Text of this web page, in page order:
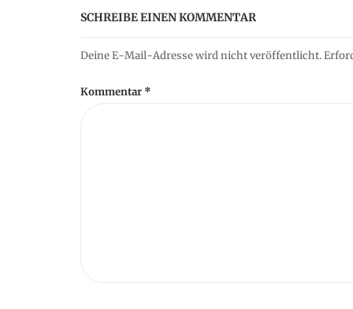
t
SCHREIBE EINEN KOMMENTAR
Deine E-Mail-Adresse wird nicht veröffentlicht.
Kommentar *